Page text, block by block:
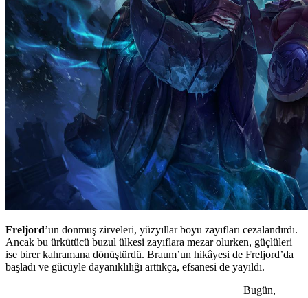
Freljord’un donmuş zirveleri, yüzyıllar boyu zayıfları cezalandırdı.
Ancak bu ürkütücü buzul ülkesi zayıflara mezar olurken, güçlüleri
ise birer kahramana dönüştürdü. Braum’un hikâyesi de Freljord’da
başladı ve gücüyle dayanıklılığı arttıkça, efsanesi de yayıldı.
Bugün,